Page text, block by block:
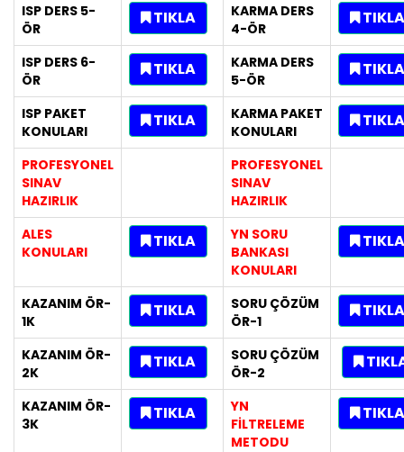
ISP DERS 5-
ÖR
TIKLA
KARMA DERS
4-ÖR
TIKLA
ISP DERS 6-
ÖR
TIKLA
KARMA DERS
5-ÖR
TIKLA
ISP PAKET
KONULARI
TIKLA
KARMA PAKET
KONULARI
TIKLA
PROFESYONEL
SINAV
HAZIRLIK
PROFESYONEL
SINAV
HAZIRLIK
ALES
KONULARI
TIKLA
YN SORU
BANKASI
KONULARI
TIKLA
KAZANIM ÖR-
1K
TIKLA
SORU ÇÖZÜM
ÖR-1
TIKLA
KAZANIM ÖR-
2K
TIKLA
SORU ÇÖZÜM
ÖR-2
KAZANIM ÖR-
3K
TIKLA
YN
FİLTRELEME
METODU
TIKLA